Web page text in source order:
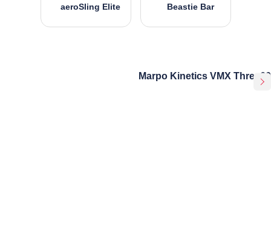
aeroSling Elite Beastie Bar
Marpo Kinetics VMX Three60